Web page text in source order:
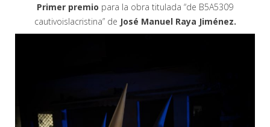
Primer premio para la obra titulada “de B5A5309
cautivoislacristina” de José Manuel Raya Jiménez.